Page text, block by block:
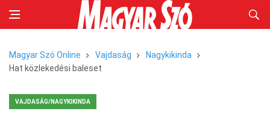
Magyar Szó Online Vajdaság
Nagykikinda
Hat közlekedési baleset
VAJDASÁG/NAGYKIKINDA